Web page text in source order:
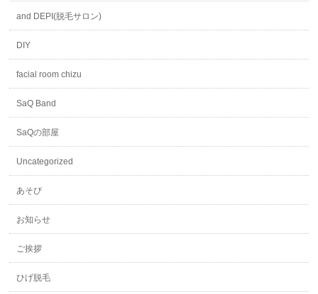
and DEPI(脱毛サロン)
DIY
facial room chizu
SaQ Band
SaQの部屋
Uncategorized
あそび
お知らせ
ご挨拶
ひげ脱毛